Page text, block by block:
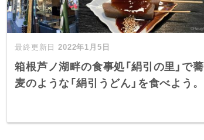
2022年1月5日
箱根芦ノ湖畔の食事処「絹引の里」で蕎
麦のような「絹引うどん」を食べよう。